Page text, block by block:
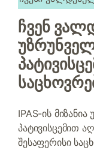
ჩვენ
IPAS-ის
პატივისცემით
შესაფერისი